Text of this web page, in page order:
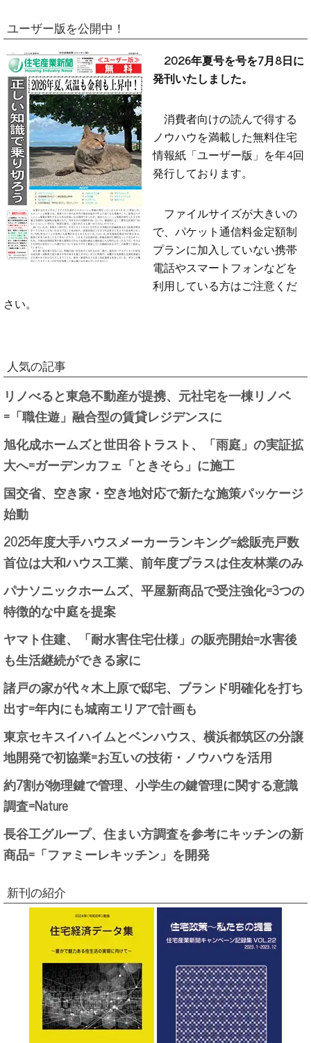
ユーザー版を公開中！
2026年夏号を号を7月8日に
発刊いたしました。
消費者向けの読んで得する
ノウハウを満載した無料住宅
情報紙「ユーザー版」を年4回
発行しております。
ファイルサイズが大きいの
で、パケット通信料金定額制
プランに加入していない携帯
電話やスマートフォンなどを
利用している方はご注意くだ
さい。
人気の記事
リノべると東急不動産が提携、元社宅を一棟リノベ
=「職住遊」融合型の賃貸レジデンスに
旭化成ホームズと世田谷トラスト、「雨庭」の実証拡
大へ=ガーデンカフェ「ときそら」に施工
国交省、空き家・空き地対応で新たな施策パッケージ
始動
2025年度大手ハウスメーカーランキング=総販売戸数
首位は大和ハウス工業、前年度プラスは住友林業のみ
パナソニックホームズ、平屋新商品で受注強化=3つの
特徴的な中庭を提案
ヤマト住建、「耐水害住宅仕様」の販売開始=水害後
も生活継続ができる家に
諸戸の家が代々木上原で邸宅、ブランド明確化を打ち
出す=年内にも城南エリアで計画も
東京セキスイハイムとベンハウス、横浜都筑区の分譲
地開発で初協業=お互いの技術・ノウハウを活用
約7割が物理鍵で管理、小学生の鍵管理に関する意識
調査=Nature
長谷工グループ、住まい方調査を参考にキッチンの新
商品=「ファミーレキッチン」を開発
新刊の紹介